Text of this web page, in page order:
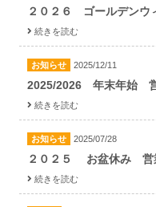
２０２６ ゴールデンウ
続きを読む
お知らせ 2025/12/11
2025/2026 年末年始
続きを読む
お知らせ 2025/07/28
２０２５ お盆休み 営
続きを読む